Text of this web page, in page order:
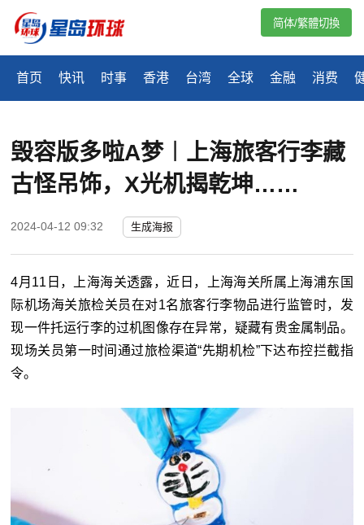
首页 快讯 时事 香港 台湾 全球 金融 消费
简体/繁體切換
毁容版多啦A梦︱上海旅客行李藏
古怪吊饰，X光机揭乾坤……
2024-04-12 09:32 生成海报
4月11日，上海海关透露，近日，上海海关所属上海浦东国
际机场海关旅检关员在对1名旅客行李物品进行监管时，发
现一件托运行李的过机图像存在异常，疑藏有贵金属制品。
现场关员第一时间通过旅检渠道“先期机检”下达布控拦截指
令。